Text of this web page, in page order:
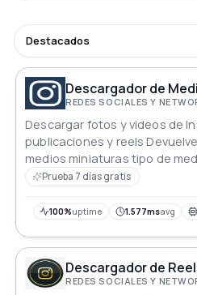
Destacados
Descargador de
REDES SOCIALES Y
Descargar fotos y videos de
publicaciones y reels
medios miniaturas tipo de
calidad disponible
Prueba 7 días gratis
100%uptime 1.577msavg
Descargador de
REDES SOCIALES Y